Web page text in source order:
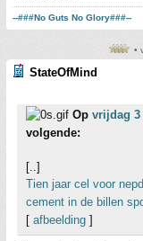
--###No Guts No Glory###--
•
StateOfMind
Op vrijdag 3
volgende:
[..]
Tien jaar cel voor
cement in de billen
[ afbeelding ]